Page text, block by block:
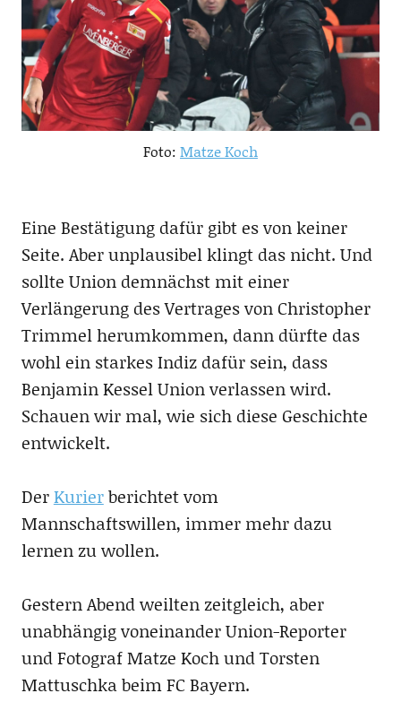
Foto: Matze Koch
Eine Bestätigung dafür gibt es von keiner
Seite. Aber unplausibel klingt das nicht. Und
sollte Union demnächst mit einer
Verlängerung des Vertrages von Christopher
Trimmel herumkommen, dann dürfte das
wohl ein starkes Indiz dafür sein, dass
Benjamin Kessel Union verlassen wird.
Schauen wir mal, wie sich diese Geschichte
entwickelt.
DerKurierberichtet vom
Mannschaftswillen, immer mehr dazu
lernen zu wollen.
Gestern Abend weilten zeitgleich, aber
unabhängig voneinander Union-Reporter
und Fotograf Matze Koch und Torsten
Mattuschka beim FC Bayern.